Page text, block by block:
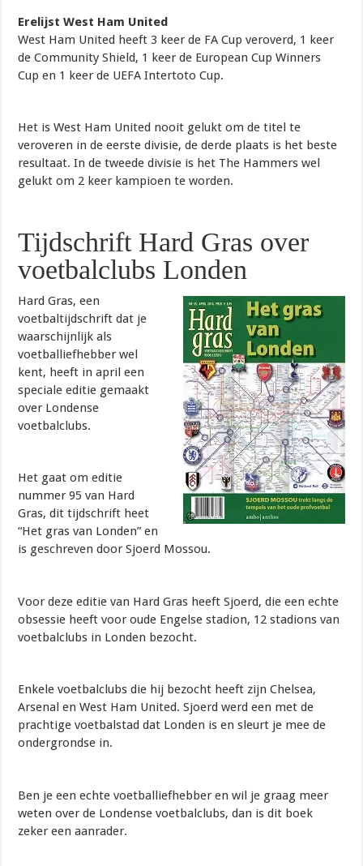
Erelijst West Ham United
West Ham United heeft 3 keer de FA Cup veroverd, 1 keer
de Community Shield, 1 keer de European Cup Winners
Cup en 1 keer de UEFA Intertoto Cup.
Het is West Ham United nooit gelukt om de titel te
veroveren in de eerste divisie, de derde plaats is het beste
resultaat. In de tweede divisie is het The Hammers wel
gelukt om 2 keer kampioen te worden.
Tijdschrift Hard Gras over
voetbalclubs Londen
Hard Gras, een
voetbaltijdschrift dat je
waarschijnlijk als
voetballiefhebber wel
kent, heeft in april een
speciale editie gemaakt
over Londense
voetbalclubs.
Het gaat om editie
nummer 95 van Hard
Gras, dit tijdschrift heet
“Het gras van Londen” en
is geschreven door Sjoerd Mossou.
Voor deze editie van Hard Gras heeft Sjoerd, die een echte
obsessie heeft voor oude Engelse stadion, 12 stadions van
voetbalclubs in Londen bezocht.
Enkele voetbalclubs die hij bezocht heeft zijn Chelsea,
Arsenal en West Ham United. Sjoerd werd een met de
prachtige voetbalstad dat Londen is en sleurt je mee de
ondergrondse in.
Ben je een echte voetballiefhebber en wil je graag meer
weten over de Londense voetbalclubs, dan is dit boek
zeker een aanrader.